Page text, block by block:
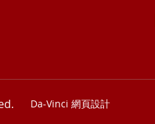
Da-Vinci 網頁設計